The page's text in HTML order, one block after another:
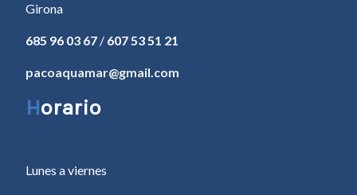
Girona
685 96 03 67 / 607 53 51 21
pacoaquamar@gmail.com
Horario
Lunes a viernes